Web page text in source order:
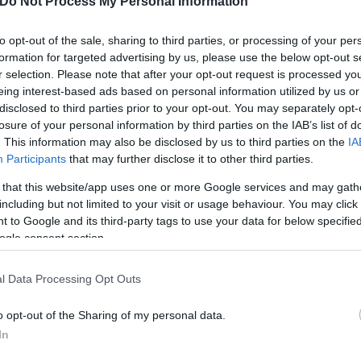
opt-out of the sale, sharing to third parties, or processing of your
for targeted advertising by us, please use the below opt-out
selection. Please note that after your opt-out request is processed
interest-based ads based on personal information utilized by us
to third parties prior to your opt-out. You may separately
of your personal information by third parties on the IAB’s list of
This information may also be disclosed by us to third parties on the
Participants that may further disclose it to other third parties.
that this website/app uses one or more Google services and may
but not limited to your visit or usage behaviour. You may
to Google and its third-party tags to use your data for below
consent section.
Data Processing Opt Outs
opt-out of the Sharing of my personal data.
τις γεύσεις του, το γαλάζιο της
γνωρίζουν από κοντά, μπορούν να καταλάβουν
για το τί πραγματικά ήθελε να κάνει στη ζωή